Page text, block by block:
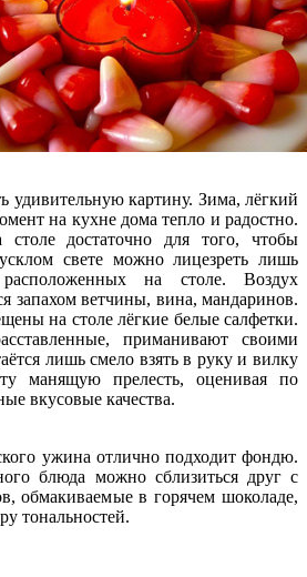
удивительную картину. Зима, лёгкий
на кухне дома тепло и радостно.
столе достаточно для того, чтобы
свете можно лицезреть лишь
на столе. Воздух
запахом ветчины, вина, мандаринов.
на столе лёгкие белые салфетки.
приманивают своими
лишь смело взять в руку и вилку
манящую прелесть, оценивая по
вкусовые качества.
ужина отлично подходит фондю.
блюда можно сблизиться друг с
обмакиваемые в горячем шоколаде,
тональностей.